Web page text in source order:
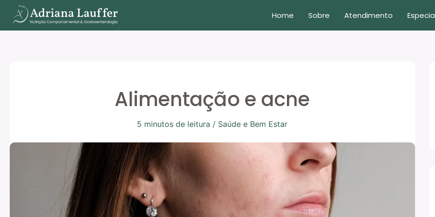
para
o
Home Sobre Atendimento
Alimentação e acne
5 minutos de leitura / Saúde e Bem Estar